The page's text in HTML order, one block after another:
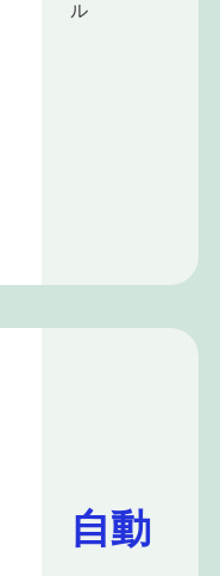
ル
自動